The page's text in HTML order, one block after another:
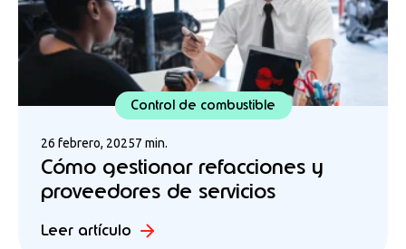
Control de combustible
26 febrero, 20257 min.
Cómo gestionar refacciones y
proveedores de servicios
Leer artículo